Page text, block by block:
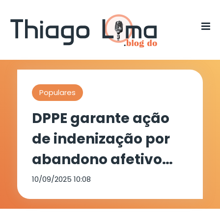
Populares
DPPE garante ação
de indenização por
abandono afetivo
em Arcoverde
10/09/2025 10:08